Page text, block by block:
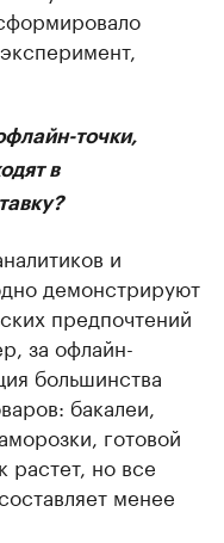
точки,
в
и
демонстрируют
предпочтений
за офлайн-
большинства
бакалеи,
готовой
растет, но все
менее